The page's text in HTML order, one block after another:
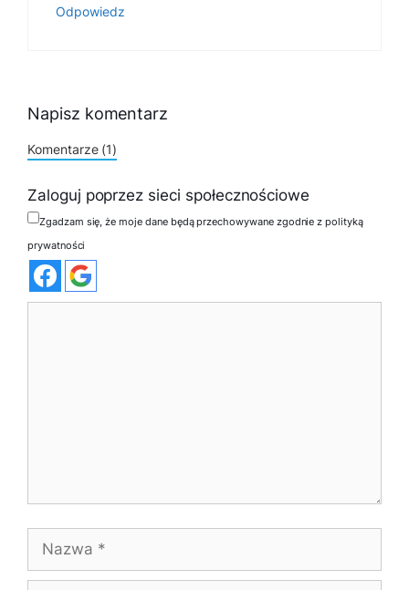
Odpowiedz
Napisz komentarz
Komentarze (1)
Zaloguj poprzez sieci społecznościowe
Zgadzam się, że moje dane będą przechowywane zgodnie z polityką
prywatności